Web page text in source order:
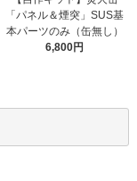
「パネル＆煙突」SUS基
本パーツのみ（缶無し）
6,800円